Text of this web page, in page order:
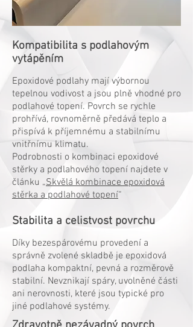
Kompatibilita s podlahovým
vytápěním
Epoxidové podlahy mají výbornou
tepelnou vodivost a jsou plně vhodné pro
podlahové topení. Povrch se rychle
prohřívá, rovnoměrně předává teplo a
přispívá k příjemnému a stabilnímu
vnitřnímu klimatu.
Podrobnosti o kombinaci epoxidové
stěrky a podlahového topení najdete v
článku „Skvělá kombinace epoxidová
stěrka a podlahové topení“
Stabilita a celistvost povrchu
Díky bezespárovému provedení a
správně zvolené skladbě je epoxidová
podlaha kompaktní, pevná a rozměrově
stabilní. Nevznikají spáry, uvolněné části
ani nerovnosti, které jsou typické pro
jiné podlahové systémy.